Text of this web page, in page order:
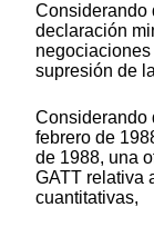
Considerando
declaración
supresión de
Considerando
febrero de
de 1988, una
GATT relativa
cuantitativas,